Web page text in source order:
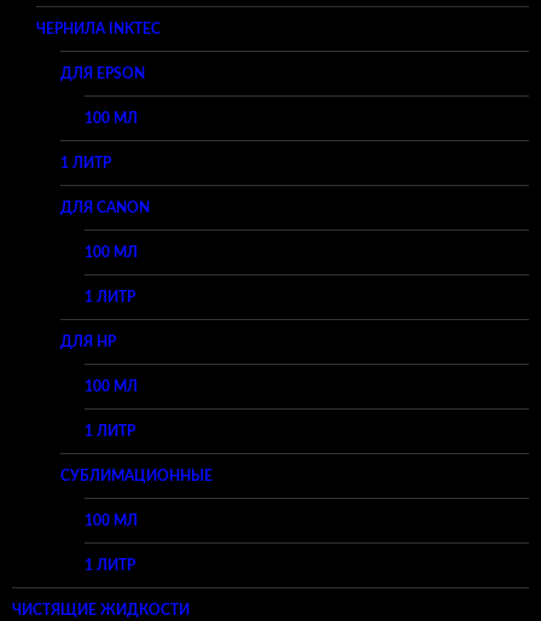
ЧЕРНИЛА INKTEC
ДЛЯ EPSON
100 МЛ
1 ЛИТР
ДЛЯ CANON
100 МЛ
1 ЛИТР
ДЛЯ HP
100 МЛ
1 ЛИТР
СУБЛИМАЦИОННЫЕ
100 МЛ
1 ЛИТР
ЧИСТЯЩИЕ ЖИДКОСТИ